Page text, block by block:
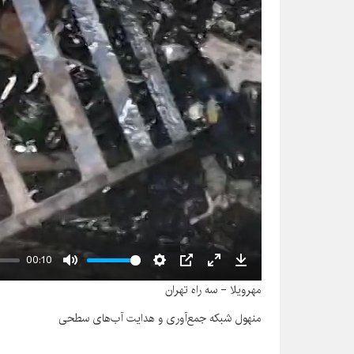
00:10
Mute
Settings
PIP
Enter
fullscreen
مهرویلا - سه راه تهران
منهول شبکه جمع‌آوری و هدایت آب‌های سطحی